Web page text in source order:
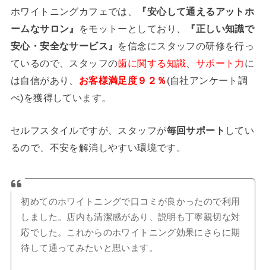
ホワイトニングカフェでは、
『安心して通えるアットホ
ームなサロン』
をモットーとしており、
『正しい知識で
安心・安全なサービス』 を信念にスタッフの研修を行っ
ているので、スタッフの歯に関する知識 サポート力 に
は自信があり、 お客様満足度９２％ (自社アンケート調
べ)を獲得しています。
セルフスタイルですが、スタッフが毎回サポート してい
るので、不安を解消しやすい環境です。
初めてのホワイトニングで口コミが良かったので利用
しました。店内も清潔感があり、説明も丁寧親切な対
応でした。これからのホワイトニング効果にさらに期
待して通ってみたいと思います。